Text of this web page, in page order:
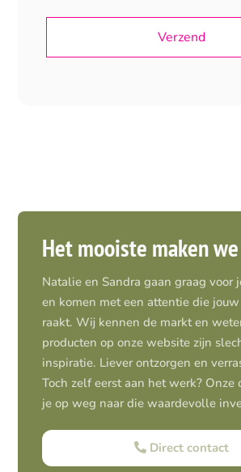
Het mooiste maken
Natalie en Sandra gaan graag voor
en komen met een attentie die
raakt. Wij kennen de markt en
producten op onze website zijn
inspiratie. Liever ontzorgen en
Toch zelf eerst aan het werk?
je op weg naar die waardevolle
Direct contact